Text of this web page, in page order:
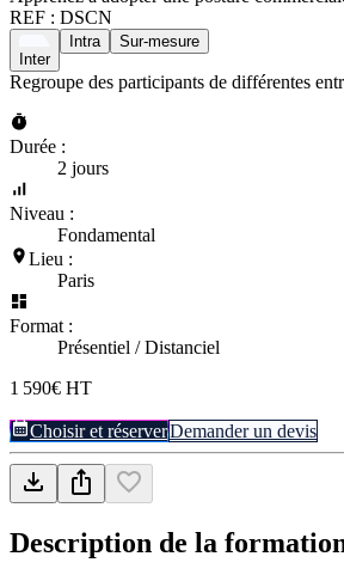
REF : DSCN
Inter
Intra Sur-mesure
Regroupe des participants de différentes
Durée :
2 jours
Niveau :
Fondamental
Lieu :
Paris
Format :
Présentiel / Distanciel
1 590€ HT
Choisir et réserverDemander un devis
Description de la